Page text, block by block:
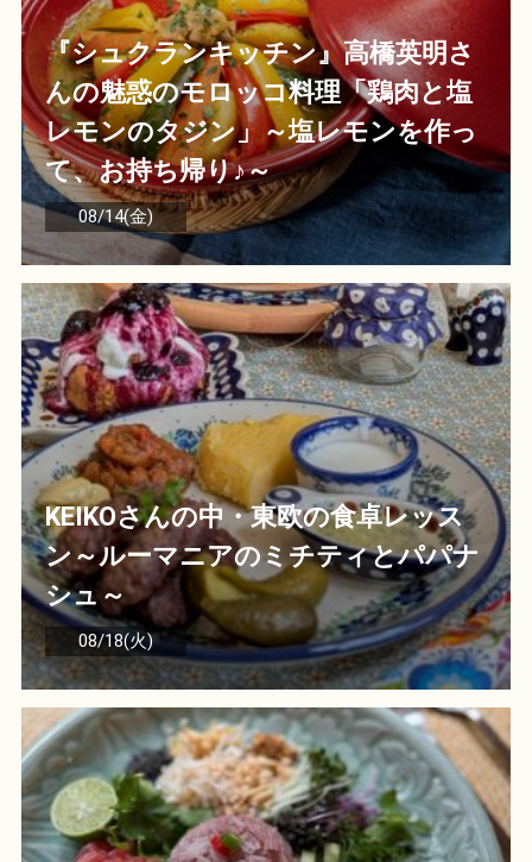
『シュクランキッチン』高橋英明さ
んの魅惑のモロッコ料理「鶏肉と塩
レモンのタジン」～塩レモンを作っ
て、お持ち帰り♪～
08/14(金)
KEIKOさんの中・東欧の食卓レッス
ン～ルーマニアのミチティとパパナ
シュ～
08/18(火)